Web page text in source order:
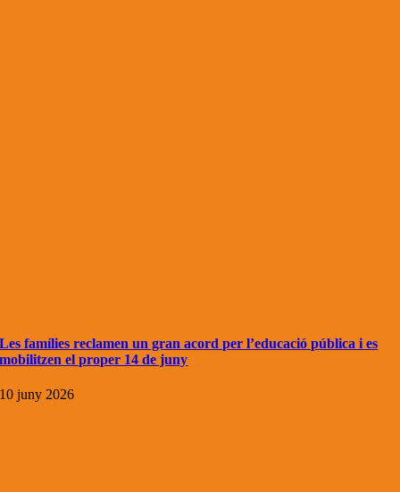
Les famílies reclamen un gran acord per l’educació pública i es
mobilitzen el proper 14 de juny
10 juny 2026